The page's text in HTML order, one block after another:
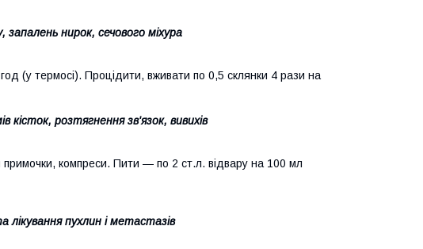
нирок, сечового міхура
(у термосі). Процідити, вживати по 0,5 склянки 4 рази на
кісток, розтягнення зв'язок, вивихів
компреси. Пити — по 2 ст.л. відвару на 100 мл
лікування пухлин і метастазів